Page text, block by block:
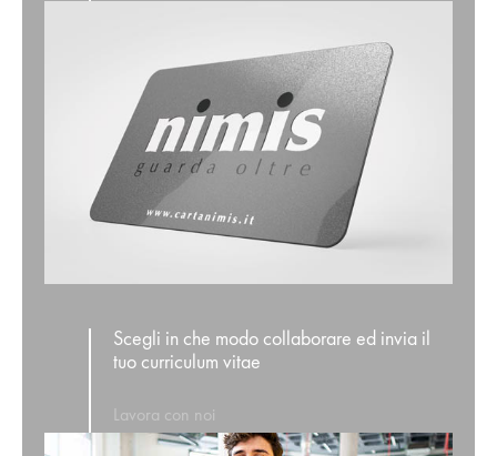
Scegli in che modo collaborare ed invia il
tuo curriculum vitae
Lavora con noi